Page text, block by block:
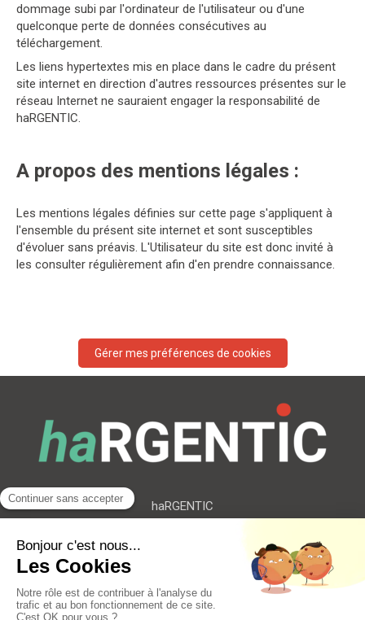
dommage subi par l'ordinateur de l'utilisateur ou d'une
quelconque perte de données consécutives au
téléchargement.
Les liens hypertextes mis en place dans le cadre du présent
site internet en direction d'autres ressources présentes sur le
réseau Internet ne sauraient engager la responsabilité de
haRGENTIC.
A propos des mentions légales :
Les mentions légales définies sur cette page s'appliquent à
l'ensemble du présent site internet et sont susceptibles
d'évoluer sans préavis. L'Utilisateur du site est donc invité à
les consulter régulièrement afin d'en prendre connaissance.
Gérer mes préférences de cookies
haRGENTIC
191 - 193 Cr Lafayette Flex-O Lyon Part Dieu 69006 LYON
Mentions légales